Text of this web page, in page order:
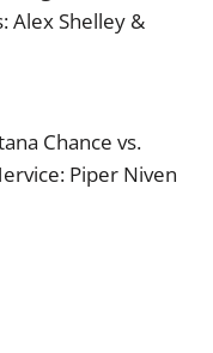
Alex Shelley &
Chance vs.
Piper Niven